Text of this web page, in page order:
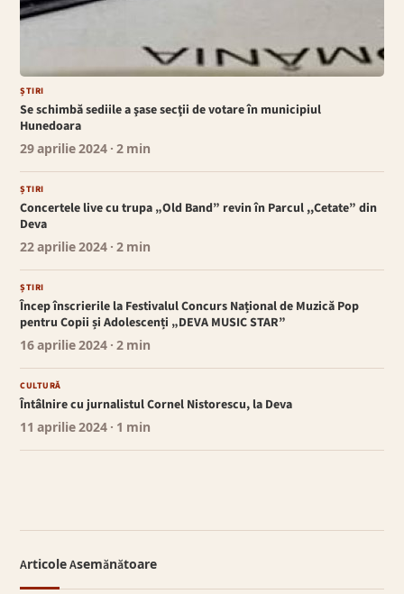
ȘTIRI
Se schimbă sediile a şase secţii de votare în municipiul
Hunedoara
29 aprilie 2024 · 2 min
ȘTIRI
Concertele live cu trupa „Old Band” revin în Parcul ,,Cetate” din
Deva
22 aprilie 2024 · 2 min
ȘTIRI
Încep înscrierile la Festivalul Concurs Național de Muzică Pop
pentru Copii și Adolescenți „DEVA MUSIC STAR”
16 aprilie 2024 · 2 min
CULTURĂ
Întâlnire cu jurnalistul Cornel Nistorescu, la Deva
11 aprilie 2024 · 1 min
Articole Asemănătoare